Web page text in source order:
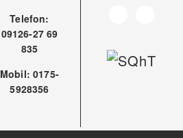
Telefon:
09126-27 69
835
Mobil: 0175-
5928356